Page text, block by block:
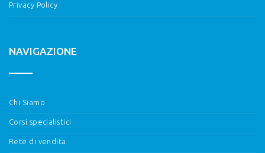
Privacy Policy
NAVIGAZIONE
Chi Siamo
Corsi specialistici
Rete di vendita